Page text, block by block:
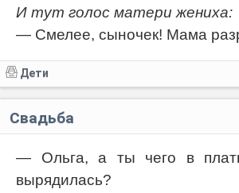
И тут голос матери жениха:
— Смелее, сыночек! Мама
Дети
Свадьба
— Ольга, а ты чего в
вырядилась?